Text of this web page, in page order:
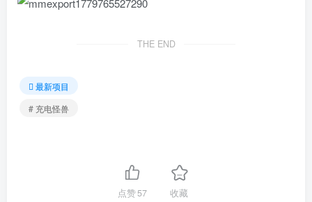
THE END
最新项目
# 充电怪兽
点赞57 收藏